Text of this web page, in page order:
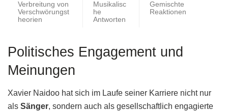
Verbreitung von
Verschwörungst
heorien
Musikalisc
he
Antworten
Gemischte
Reaktionen
Politisches Engagement und
Meinungen
Xavier Naidoo hat sich im Laufe seiner Karriere nicht nur
als Sänger, sondern auch als gesellschaftlich engagierte